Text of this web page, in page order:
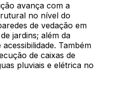
avança com a
no nível do
de vedação em
jardins; além da
Também
de caixas de
pluviais e elétrica no